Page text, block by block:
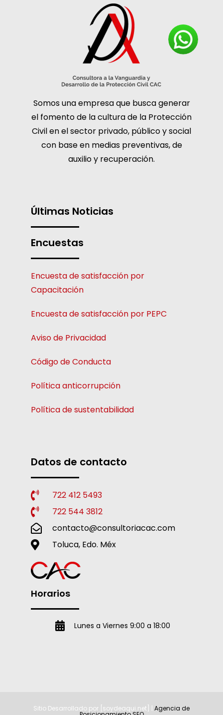
Somos una empresa que busca generar
el fomento de la cultura de la Protección
Civil en el sector privado, público y social
con base en medias preventivas, de
auxilio y recuperación.
Últimas Noticias
Encuestas
Encuesta de satisfacción por
Capacitación
Encuesta de satisfacción por PEPC
Aviso de Privacidad
Código de Conducta
Política anticorrupción
Política de sustentabilidad
Datos de contacto
722 412 5493
722 544 3812
contacto@consultoriacac.com
Toluca, Edo. Méx
Horarios
Lunes a Viernes 9:00 a 18:00
Sitio Desarrollado por [soydeaqui.net] | Agencia de